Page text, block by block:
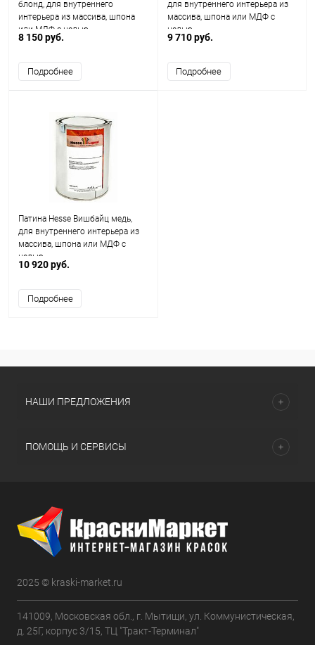
блонд, для внутреннего
интерьера из массива, шпона
или МДФ с целью
8 150 руб.
Подробнее
для внутреннего интерьера из
массива, шпона или МДФ с
целью
9 710 руб.
Подробнее
Патина Hesse Вишбайц медь,
для внутреннего интерьера из
массива, шпона или МДФ с
целью
10 920 руб.
Подробнее
НАШИ ПРЕДЛОЖЕНИЯ
ПОМОЩЬ И СЕРВИСЫ
2025 © kraski-market.ru
141009, Московская обл., г. Мытищи, ул. Коммунистическая,
д. 25Г, корпус 3/15, ТЦ "Тракт-Терминал"